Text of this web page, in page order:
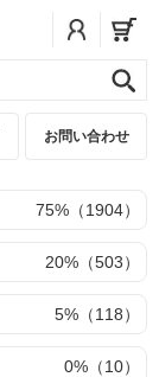
お問い合わせ
75%（1904）
20%（503）
5%（118）
0%（10）